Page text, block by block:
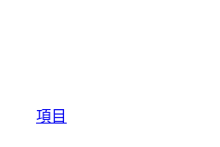
項目